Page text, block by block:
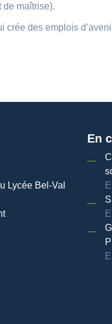
de maîtrise).
crée des emplois
Lycée Bel-Val
En